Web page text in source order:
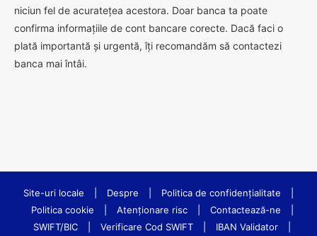
niciun fel de acuratețea acestora. Doar banca ta poate
confirma informațiile de cont bancare corecte. Dacă faci o
plată importantă și urgentă, îți recomandăm să contactezi
banca mai întâi.
Site-uri locale Despre Politica de confidenţialitate
Politica cookie
Atenționare risc Contactează-ne
SWIFT/BIC
Verificare Cod SWIFT IBAN Validator